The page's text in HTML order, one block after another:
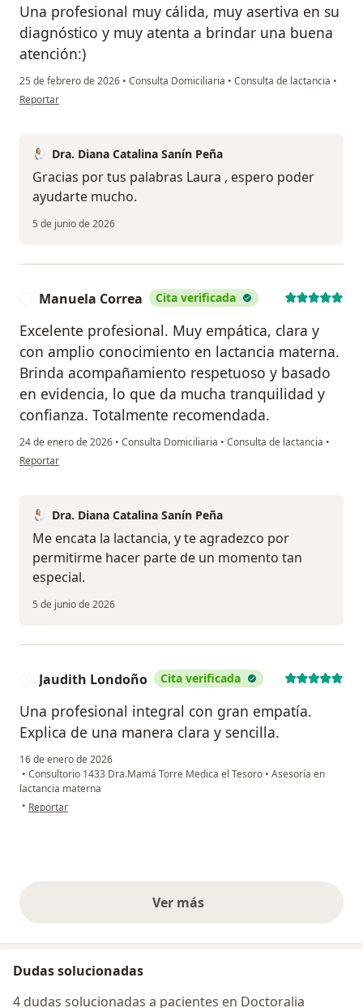
Una profesional muy cálida, muy asertiva en su
diagnóstico y muy atenta a brindar una buena
atención:)
25 de febrero de 2026 • Consulta Domiciliaria • Consulta de lactancia •
en opinión del usuario Laura
Reportar
Dra. Diana Catalina Sanín Peña
Gracias por tus palabras Laura , espero poder
ayudarte mucho.
5 de junio de 2026
Manuela Correa Cita verificada
Excelente profesional. Muy empática, clara y
con amplio conocimiento en lactancia materna.
Brinda acompañamiento respetuoso y basado
en evidencia, lo que da mucha tranquilidad y
confianza. Totalmente recomendada.
24 de enero de 2026 • Consulta Domiciliaria • Consulta de lactancia •
en opinión del usuario Manuela Correa
Reportar
Dra. Diana Catalina Sanín Peña
Me encata la lactancia, y te agradezco por
permitirme hacer parte de un momento tan
especial.
5 de junio de 2026
Jaudith Londoño Cita verificada
Una profesional integral con gran empatía.
Explica de una manera clara y sencilla.
16 de enero de 2026
• Consultorio 1433 Dra.Mamá Torre Medica el Tesoro • Asesoría en
lactancia materna
• en opinión del usuario Jaudith Londoño
Reportar
Ver másopiniones anteriores
Dudas solucionadas
4 dudas solucionadas a pacientes en Doctoralia